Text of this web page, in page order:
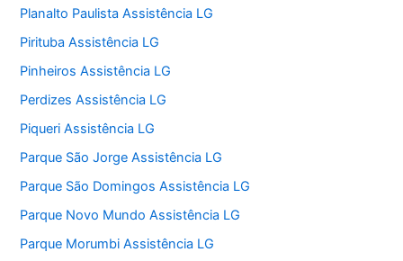
Planalto Paulista Assistência LG
Pirituba Assistência LG
Pinheiros Assistência LG
Perdizes Assistência LG
Piqueri Assistência LG
Parque São Jorge Assistência LG
Parque São Domingos Assistência LG
Parque Novo Mundo Assistência LG
Parque Morumbi Assistência LG